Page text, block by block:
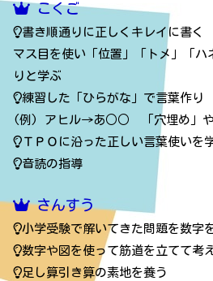
こくご
書き順通りに正しくキレイに書く
マス目を使い「位置」「トメ」「ハ
りと学ぶ
練習した「ひらがな」で言葉作り
(例) アヒル→あ○○ 「穴埋め」や
ＴＰＯに沿った正しい言葉使いを
音読の指導
さんすう
小学受験で解いてきた問題を数字
数字や図を使って筋道を立てて考
足し算引き算の素地を養う